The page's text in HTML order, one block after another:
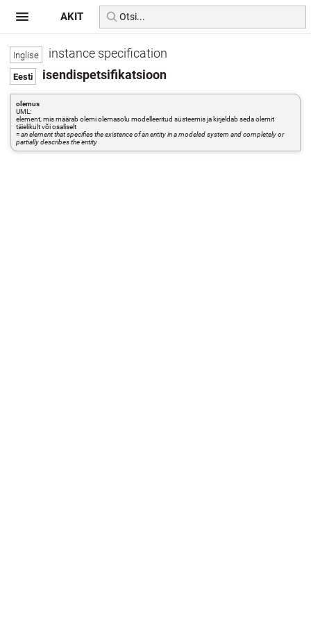
instance specification
isendispetsifikatsioon
olemus
UML:
element, mis määrab olemi olemasolu modelleeritud süsteemis ja kirjeldab seda olemit
täielikult või osaliselt
=an element that specifies the existence of an entity in a modeled system and completely or
partially describes the entity
AKIT